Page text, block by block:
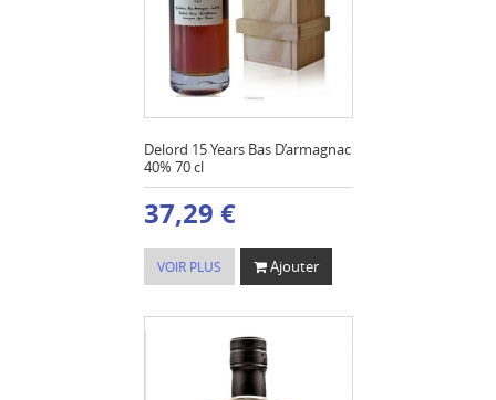
Delord 15 Years Bas D’armagnac
40% 70 cl
37,29 €
VOIR PLUS Ajouter